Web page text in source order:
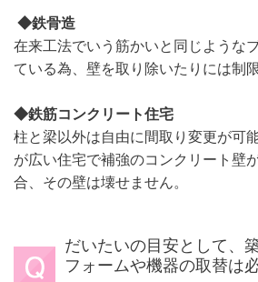
◆鉄骨造
在来工法でいう筋かいと同じような
ている為、壁を取り除いたりには制
◆鉄筋コンクリート住宅
柱と梁以外は自由に間取り変更が可
が広い住宅で補強のコンクリート壁
合、その壁は壊せません。
だいたいの目安として、
フォームや機器の取替は